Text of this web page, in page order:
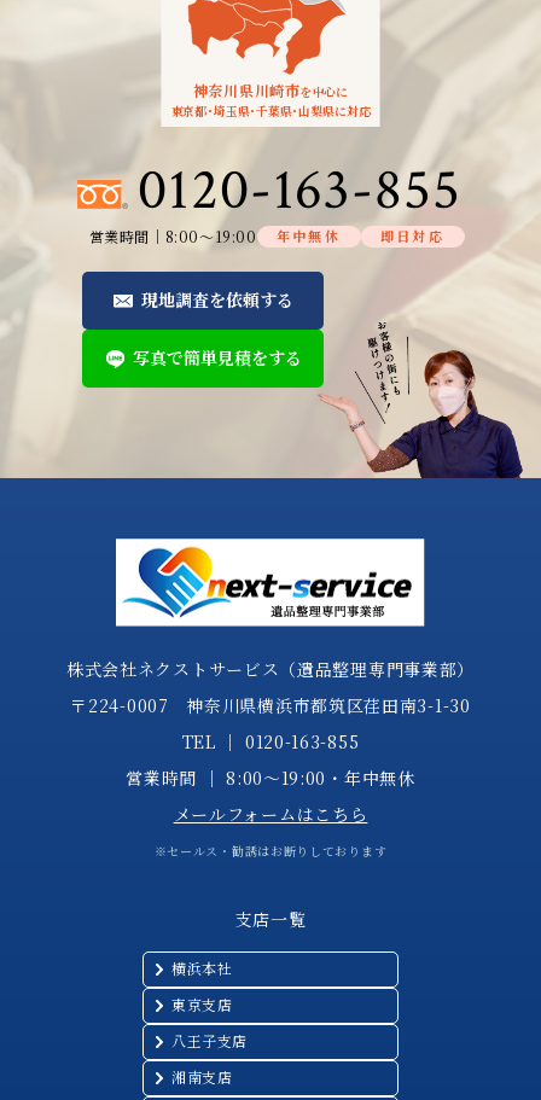
神奈川県川崎市を中心に
東京都・埼玉県・千葉県・山梨県に対応
0120-163-855
営業時間│8:00～19:00 年中無休 即日対応
現地調査を依頼する
写真で簡単見積をする
株式会社ネクストサービス（遺品整理専門事業部）
〒224-0007 神奈川県横浜市都筑区荏田南3-1-30
TEL │ 0120-163-855
営業時間 │ 8:00～19:00・年中無休
メールフォームはこちら
※セールス・勧誘はお断りしております
支店一覧
横浜本社
東京支店
八王子支店
湘南支店